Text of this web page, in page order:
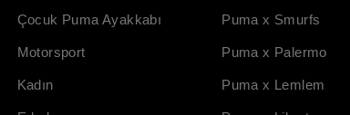
Çocuk Puma Ayakkabı
Motorsport
Kadın
Puma x Smurfs
Puma x Palermo
Puma x Lemlem